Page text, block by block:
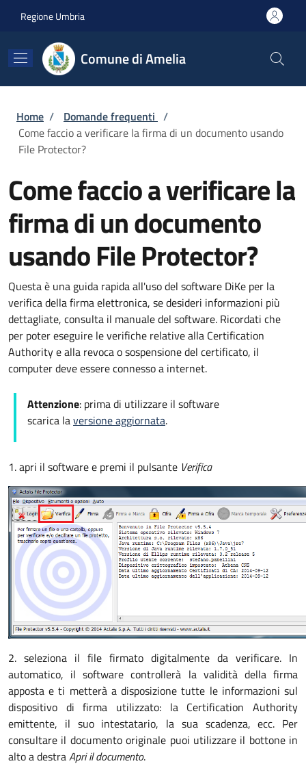
Regione Umbria
Comune di Amelia
Briciole di pane
Home / Domande frequenti /
Come faccio a verificare la firma di un documento usando
File Protector?
Come faccio a verificare la
firma di un documento
usando File Protector?
Questa è una guida rapida all'uso del software DiKe per la
verifica della firma elettronica, se desideri informazioni più
dettagliate, consulta il manuale del software. Ricordati che
per poter eseguire le verifiche relative alla Certification
Authority e alla revoca o sospensione del certificato, il
computer deve essere connesso a internet.
Attenzione: prima di utilizzare il software
scarica laversione aggiornata.
1. apri il software e premi il pulsante Verifica
2. seleziona il file firmato digitalmente da verificare. In
automatico, il software controllerà la validità della firma
apposta e ti metterà a disposizione tutte le informazioni sul
dispositivo di firma utilizzato: la Certification Authority
emittente, il suo intestatario, la sua scadenza, ecc. Per
consultare il documento originale puoi utilizzare il bottone in
alto a destraApri il documento.